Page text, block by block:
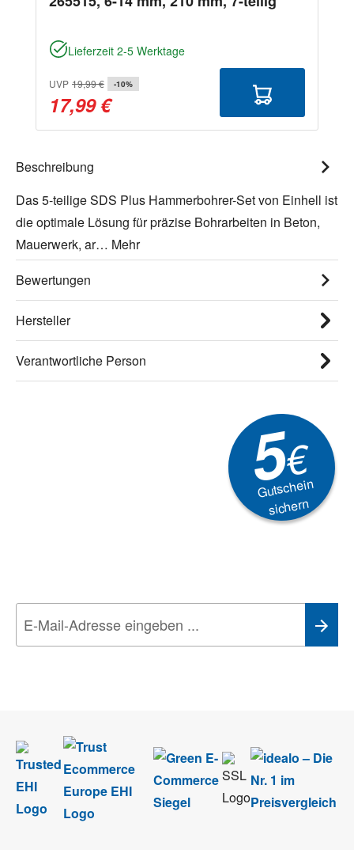
Lieferzeit 2-5 Werktage
UVP 19,99 € -10%
17,99 €
Beschreibung
Das 5-teilige SDS Plus Hammerbohrer-Set von Einhell ist
die optimale Lösung für präzise Bohrarbeiten in Beton,
Mauerwerk, ar… Mehr
Bewertungen
Hersteller
Verantwortliche Person
5€
Gutschein
sichern